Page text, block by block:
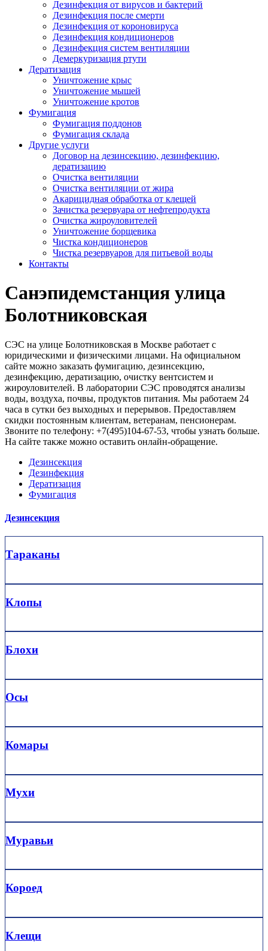
Дезинфекция от вирусов и бактерий
Дезинфекция после смерти
Дезинфекция от короновируса
Дезинфекция кондиционеров
Дезинфекция систем вентиляции
Демеркуризация ртути
Дератизация
Уничтожение крыс
Уничтожение мышей
Уничтожение кротов
Фумигация
Фумигация поддонов
Фумигация склада
Другие услуги
Договор на дезинсекцию, дезинфекцию,
дератизацию
Очистка вентиляции
Очистка вентиляции от жира
Акарицидная обработка от клещей
Зачистка резервуара от нефтепродукта
Очистка жироуловителей
Уничтожение борщевика
Чистка кондиционеров
Чистка резервуаров для питьевой воды
Контакты
Санэпидемстанция улица
Болотниковская
СЭС на улице Болотниковская в Москве работает с
юридическими и физическими лицами. На официальном
сайте можно заказать фумигацию, дезинсекцию,
дезинфекцию, дератизацию, очистку вентсистем и
жироуловителей. В лаборатории СЭС проводятся анализы
воды, воздуха, почвы, продуктов питания. Мы работаем 24
часа в сутки без выходных и перерывов. Предоставляем
скидки постоянным клиентам, ветеранам, пенсионерам.
Звоните по телефону: +7(495)104-67-53, чтобы узнать больше.
На сайте также можно оставить онлайн-обращение.
Дезинсекция
Дезинфекция
Дератизация
Фумигация
Дезинсекция
Тараканы
Клопы
Блохи
Осы
Комары
Мухи
Муравьи
Короед
Клещи